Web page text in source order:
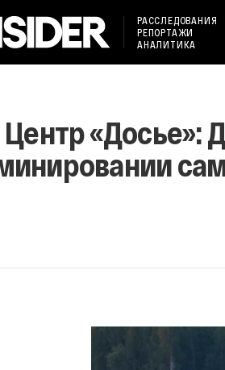
РАССЛЕДОВАНИЯ
РЕПОРТАЖИ
АНАЛИТИКА
Центр «Досье»: